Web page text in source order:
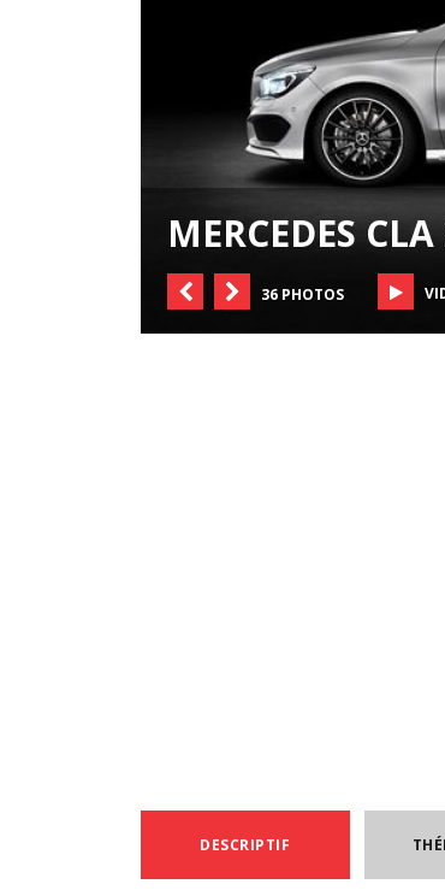
MERCEDES
36 PHOTOS
DESCRIPTIF